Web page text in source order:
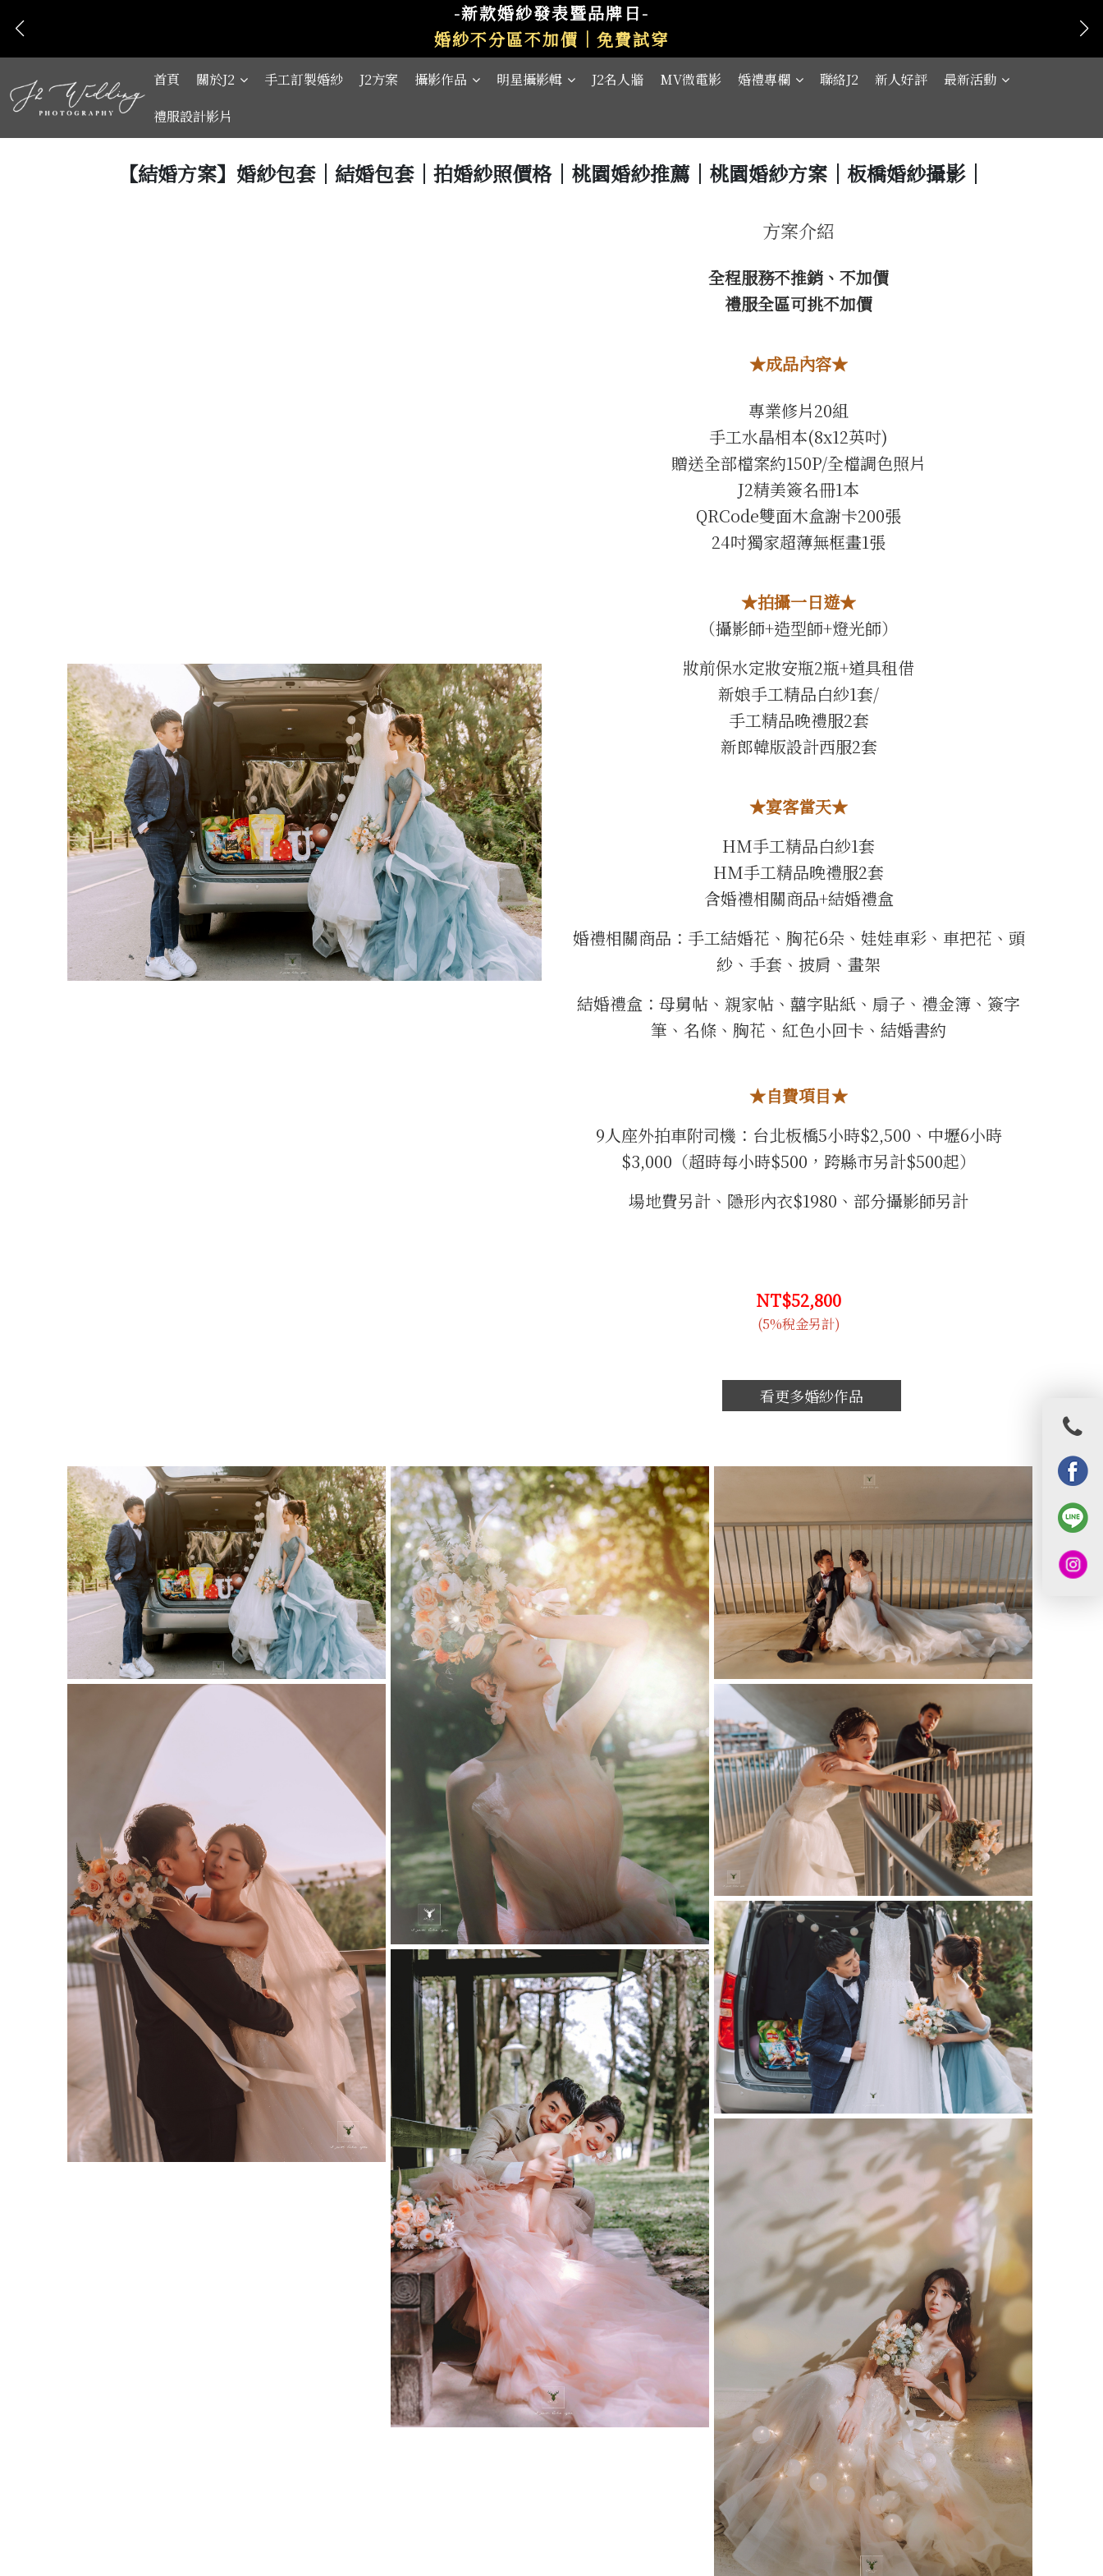
-新款婚紗發表暨品牌日-
婚紗不分區不加價｜免費試穿
首頁 關於J2 手工訂製婚紗 J2方案 攝影作品 明星攝影輯 J2名人牆 MV微電影 婚禮專欄 聯絡J2 新人好評
最新活動
禮服設計影片
【結婚方案】婚紗包套｜結婚包套｜拍婚紗照價格｜桃園婚紗推薦｜桃園婚紗方案｜板橋婚紗攝影｜
方案介紹
全程服務不推銷、不加價
禮服全區可挑不加價
★成品內容★
專業修片20組
手工水晶相本(8x12英吋)
贈送全部檔案約150P/全檔調色照片
J2精美簽名冊1本
QRCode雙面木盒謝卡200張
24吋獨家超薄無框畫1張
★拍攝一日遊★
（攝影師+造型師+燈光師）
妝前保水定妝安瓶2瓶+道具租借
新娘手工精品白紗1套/
手工精品晚禮服2套
新郎韓版設計西服2套
★宴客當天★
HM手工精品白紗1套
HM手工精品晚禮服2套
含婚禮相關商品+結婚禮盒
婚禮相關商品：手工結婚花、胸花6朵、娃娃車彩、車把花、頭
紗、手套、披肩、畫架
結婚禮盒：母舅帖、親家帖、囍字貼紙、扇子、禮金簿、簽字
筆、名條、胸花、紅色小回卡、結婚書約
★自費項目★
9人座外拍車附司機：台北板橋5小時$2,500、中壢6小時
$3,000（超時每小時$500，跨縣市另計$500起）
場地費另計、隱形內衣$1980、部分攝影師另計
NT$52,800
(5%稅金另計)
看更多婚紗作品